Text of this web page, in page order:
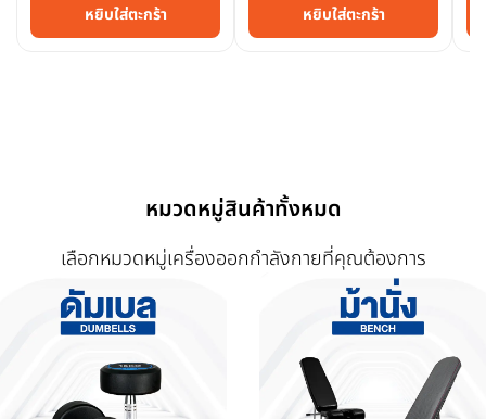
หยิบใส่ตะกร้า หยิบใส่ตะกร้า
หมวดหมู่สินค้าทั้งหมด
เลือกหมวดหมู่เครื่องออกกำลังกายที่คุณต้องการ